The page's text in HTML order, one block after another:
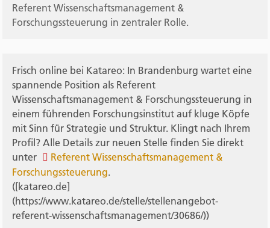
Referent Wissenschaftsmanagement &
Forschungssteuerung in zentraler Rolle.
Frisch online bei Katareo: In Brandenburg wartet eine
spannende Position als Referent
Wissenschaftsmanagement & Forschungssteuerung in
einem führenden Forschungsinstitut auf kluge Köpfe
mit Sinn für Strategie und Struktur. Klingt nach Ihrem
Profil? Alle Details zur neuen Stelle finden Sie direkt
unter
Referent Wissenschaftsmanagement &
Forschungssteuerung.
([katareo.de]
(https://www.katareo.de/stelle/stellenangebot-
referent-wissenschaftsmanagement/30686/))